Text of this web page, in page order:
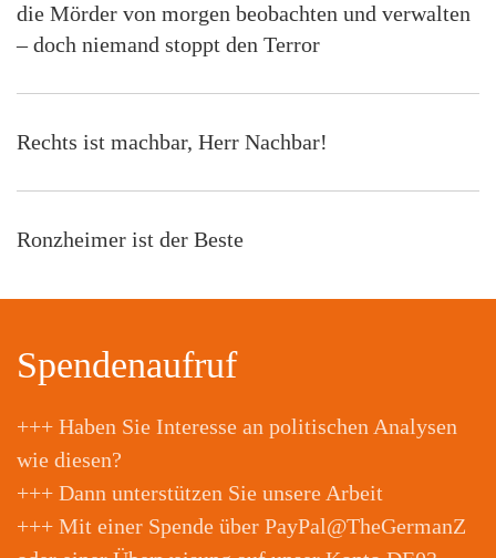
die Mörder von morgen beobachten und verwalten
– doch niemand stoppt den Terror
Rechts ist machbar, Herr Nachbar!
Ronzheimer ist der Beste
Spendenaufruf
+++ Haben Sie Interesse an politischen Analysen
wie diesen?
+++ Dann unterstützen Sie unsere Arbeit
+++ Mit einer Spende über PayPal@TheGermanZ